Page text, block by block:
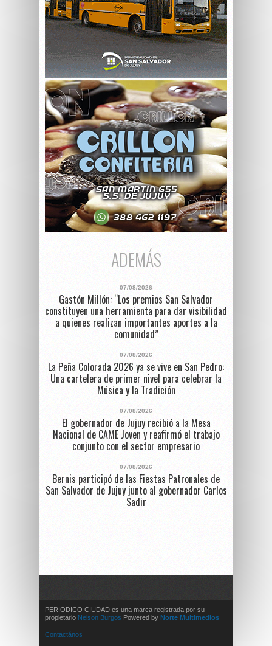
ADEMÁS
07/08/2026
Gastón Millón: “Los premios San Salvador
constituyen una herramienta para dar visibilidad
a quienes realizan importantes aportes a la
comunidad”
07/08/2026
La Peña Colorada 2026 ya se vive en San Pedro:
Una cartelera de primer nivel para celebrar la
Música y la Tradición
07/08/2026
El gobernador de Jujuy recibió a la Mesa
Nacional de CAME Joven y reafirmó el trabajo
conjunto con el sector empresario
07/08/2026
Bernis participó de las Fiestas Patronales de
San Salvador de Jujuy junto al gobernador Carlos
Sadir
PERIODICO CIUDAD es una marca registrada por su
propietario Nelson Burgos Powered by Norte Multimedios
Contactános